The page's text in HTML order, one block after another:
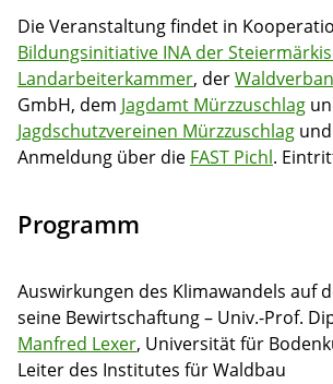
Die Veranstaltung findet in
Bildungsinitiative INA der
Landarbeiterkammer, der
GmbH, dem Jagdamt Mürzzuschlag
Jagdschutzvereinen Mürzzuschlag und
Anmeldung über die FAST Pichl.
Programm
Auswirkungen des Klimawandels auf
seine Bewirtschaftung – Univ.-Prof.
Manfred Lexer, Universität für
Leiter des Institutes für Waldbau